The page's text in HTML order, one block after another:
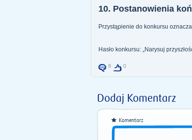
10. Postanowienia
Przystąpienie do konkursu
Hasło konkursu: „Narysuj
8 0
Dodaj Komentarz
Komentarz